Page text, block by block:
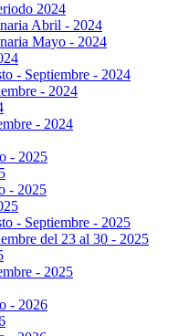
2024
Abril - 2024
Mayo - 2024
- Septiembre - 2024
- 2024
- 2024
- 2025
- 2025
- Septiembre - 2025
del 23 al 30 - 2025
- 2025
- 2026